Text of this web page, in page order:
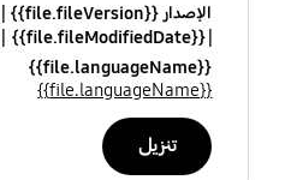
الإصدار {{file.fileVersion}}
{{file.fileModifiedDate}}
{{file.languageName}}
{{file.languageName}}
تنزيل